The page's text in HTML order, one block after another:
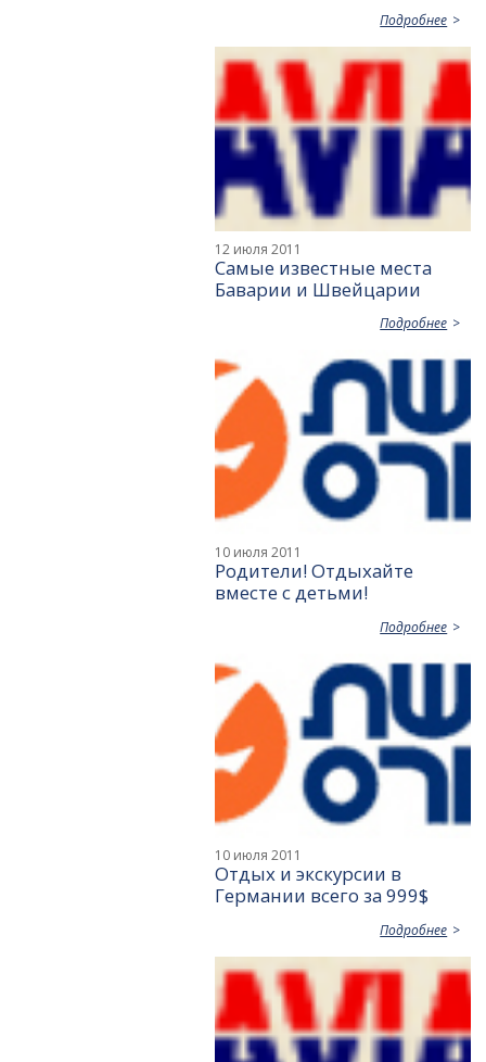
Подробнее
12 июля 2011
Самые известные места
Баварии и Швейцарии
Подробнее
10 июля 2011
Родители! Отдыхайте
вместе с детьми!
Подробнее
10 июля 2011
Отдых и экскурсии в
Германии всего за 999$
Подробнее